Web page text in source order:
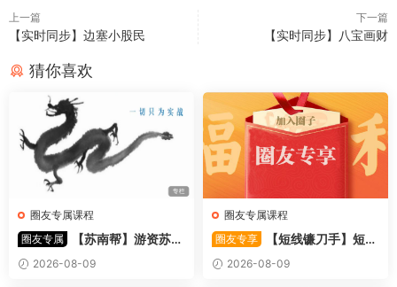
上一篇
【实时同步】边塞小股民
下一篇
【实时同步】八宝画财
猜你喜欢
圈友专属课程
圈友专属
【苏南帮】游资苏南
帮资金情绪模式-强势股 视频
44文件
2026-08-09
圈友专属课程
圈友专享
【短线镰刀手】短线
镰刀手《强者恒强战法模型》
合集文章+指标
2026-08-09